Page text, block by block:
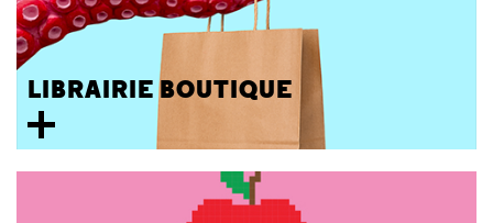
LIBRAIRIE BOUTIQUE